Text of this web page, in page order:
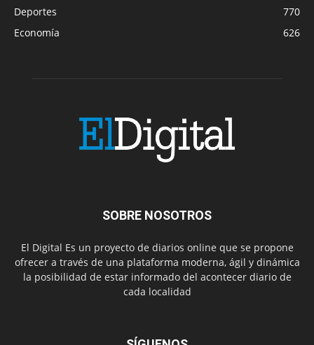
Deportes
770
Economía
626
SOBRE NOSOTROS
El Digital Es un proyecto de diarios online que se propone
ofrecer a través de una plataforma moderna, ágil y dinámica
la posibilidad de estar informado del acontecer diario de
cada localidad